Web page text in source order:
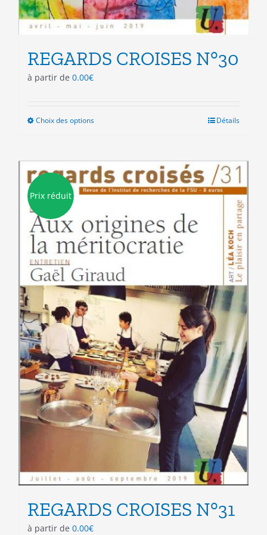
REGARDS CROISES N°30
à partir de 0.00€
Choix des optionsCe
plusieurs
variations.
Les
peuvent
être
choisies
sur
page
du
produit
Détails
Prix réduit
REGARDS CROISES N°31
à partir de 0.00€